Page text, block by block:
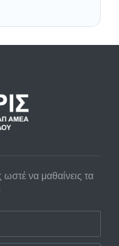
να μαθαίνεις τα